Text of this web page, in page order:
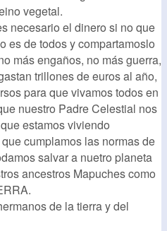
vegetal.
necesario el dinero si no que
es de todos y compartamoslo
más engaños, no más guerra,
trillones de euros al año,
para que vivamos todos en
nuestro Padre Celestial nos
estamos viviendo
cumplamos las normas de
salvar a nuetro planeta
ancestros Mapuches como
de la tierra y del